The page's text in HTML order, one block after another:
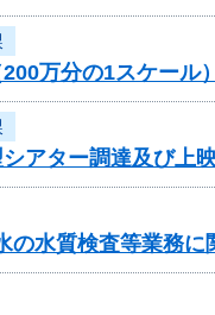
万分の1スケー
アター調達及び上
の水質検査等業務に